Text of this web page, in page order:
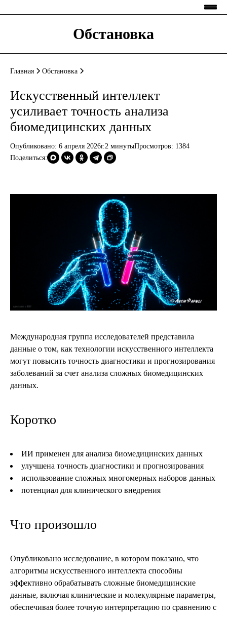
Обстановка
Главная Обстановка
Искусственный интеллект
усиливает точность анализа
биомедицинских данных
Опубликовано: 6 апреля 2026г.2 минутыПросмотров: 1384
Поделиться:
Международная группа исследователей представила
данные о том, как технологии искусственного интеллекта
могут повысить точность диагностики и прогнозирования
заболеваний за счет анализа сложных биомедицинских
данных.
Коротко
ИИ применен для анализа биомедицинских данных
улучшена точность диагностики и прогнозирования
использование сложных многомерных наборов данных
потенциал для клинического внедрения
Что произошло
Опубликовано исследование, в котором показано, что
алгоритмы искусственного интеллекта способны
эффективно обрабатывать сложные биомедицинские
данные, включая клинические и молекулярные параметры,
обеспечивая более точную интерпретацию по сравнению с